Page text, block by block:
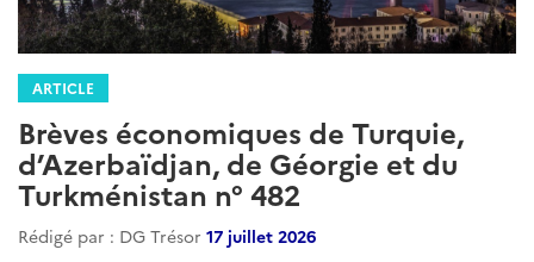
ARTICLE
Brèves économiques de Turquie,
d’Azerbaïdjan, de Géorgie et du
Turkménistan n° 482
Rédigé par : DG Trésor 17 juillet 2026